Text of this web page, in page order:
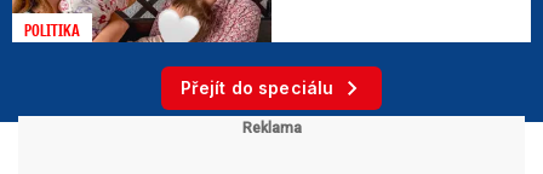
POLITIKA
Přejít do speciálu